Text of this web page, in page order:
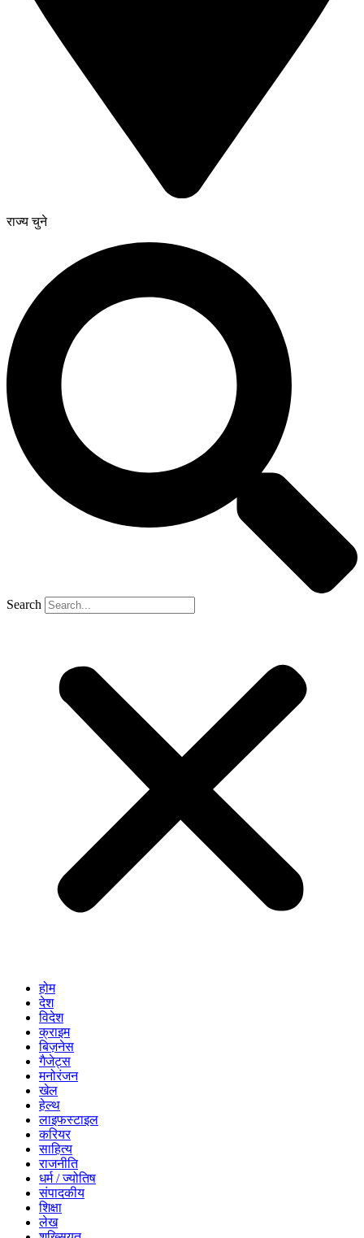
राज्य चुने
Search
होम
देश
विदेश
क्राइम
बिज़नेस
गैजेट्स
मनोरंजन
खेल
हेल्थ
लाइफस्टाइल
करियर
साहित्य
राजनीति
धर्म / ज्योतिष
संपादकीय
शिक्षा
लेख